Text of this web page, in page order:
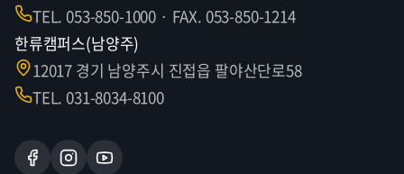
TEL. 053-850-1000 · FAX. 053-850-1214
한류캠퍼스(남양주)
12017 경기 남양주시 진접읍 팔야산단로58
TEL. 031-8034-8100